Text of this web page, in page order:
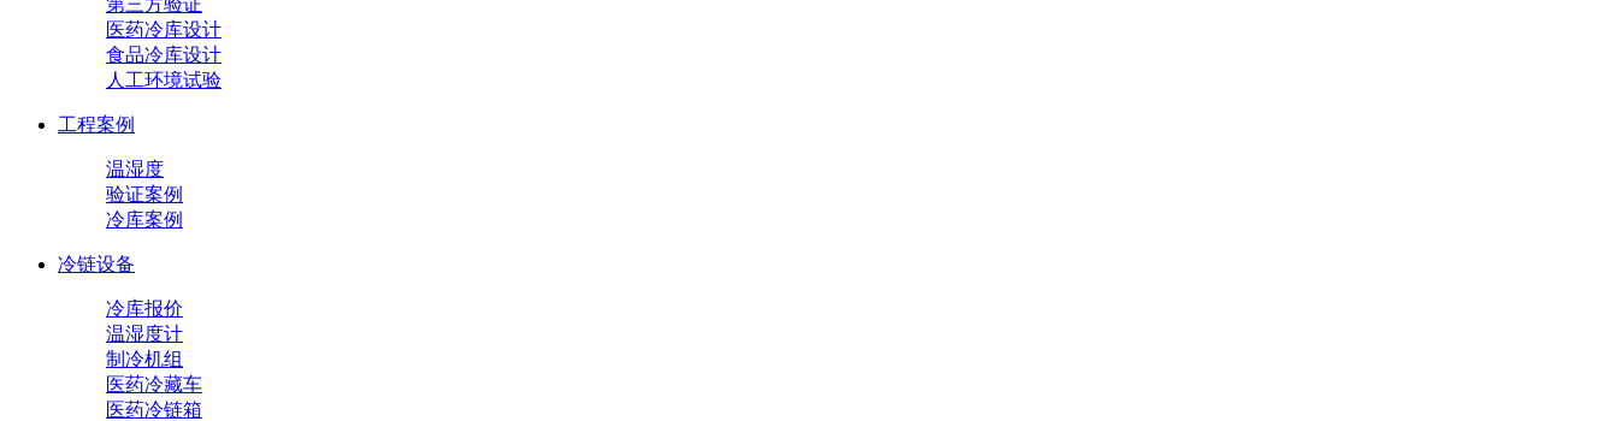
医药冷库设计
食品冷库设计
人工环境试验
工程案例
温湿度
验证案例
冷库案例
冷链设备
冷库报价
温湿度计
制冷机组
医药冷藏车
医药冷链箱